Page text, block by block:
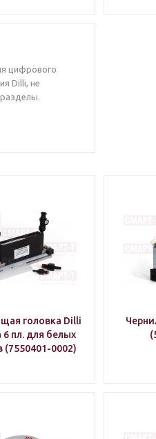
цифрового
Dilli, не
головка Dilli
6 пл. для белых
(7550401-0002)